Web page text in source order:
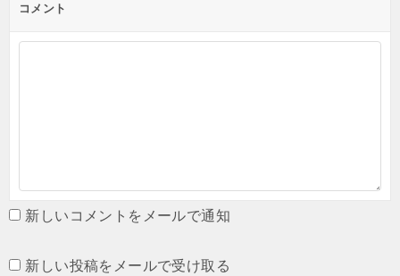
コメント
新しいコメントをメールで通知
新しい投稿をメールで受け取る